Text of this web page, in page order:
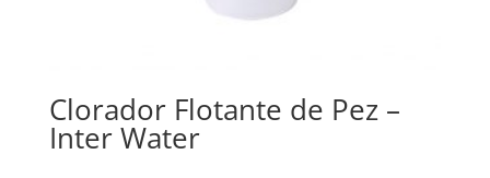
Clorador Flotante de Pez –
Inter Water